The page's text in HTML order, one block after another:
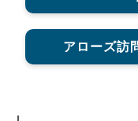
アローズ訪